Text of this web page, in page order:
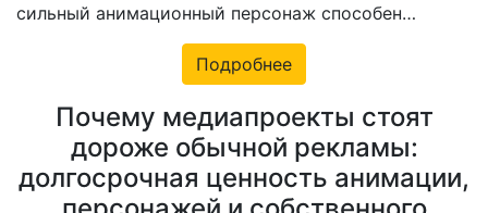
сильный анимационный персонаж способен…
Подробнее
Почему медиапроекты стоят
дороже обычной рекламы:
долгосрочная ценность анимации,